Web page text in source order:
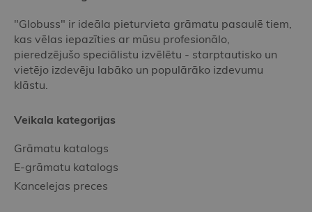
"Globuss" ir ideāla pieturvieta grāmatu pasaulē tiem,
kas vēlas iepazīties ar mūsu profesionālo,
pieredzējušo speciālistu izvēlētu - starptautisko un
vietējo izdevēju labāko un populārāko izdevumu
klāstu.
Veikala kategorijas
Grāmatu katalogs
E-grāmatu katalogs
Kancelejas preces